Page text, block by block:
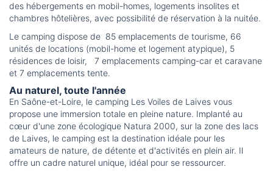
des hébergements en mobil-homes, logements insolites et
chambres hôtelières, avec possibilité de réservation à la nuitée.
Le camping dispose de 85 emplacements de tourisme, 66
unités de locations (mobil-home et logement atypique), 5
résidences de loisir, 7 emplacements camping-car et caravane
et 7 emplacements tente.
Au naturel, toute l'année
En Saône-et-Loire, le camping Les Voiles de Laives vous
propose une immersion totale en pleine nature. Implanté au
cœur d'une zone écologique Natura 2000, sur la zone des lacs
de Laives, le camping est la destination idéale pour les
amateurs de nature, de détente et d'activités en plein air. Il
offre un cadre naturel unique, idéal pour se ressourcer.